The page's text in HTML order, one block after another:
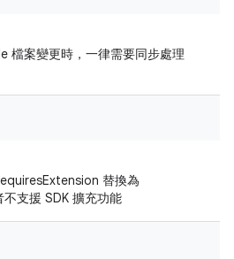
檔案變更時，一律需要同步處理
替換為
支援 SDK 擴充功能